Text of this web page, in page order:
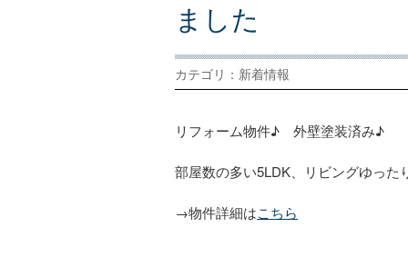
ま した
カテゴリ：新着情報
リフォーム物件♪ 外壁塗装済み♪
部屋数の多い5LDK、リビングゆった
→物件詳細はこちら